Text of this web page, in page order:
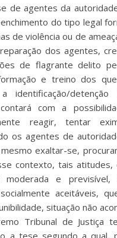
de agentes da
do tipo legal
de violência ou de
dos agentes,
de flagrante delito
e treino dos
identificação/
com a
reagir, tentar
os agentes de
exaltar-se,
contexto, tais atitudes,
e previsível,
aceitáveis,
situação não
Tribunal de Justiça
a tese segundo a qual,